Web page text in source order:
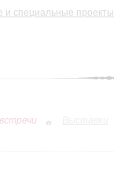
и специальные проекты